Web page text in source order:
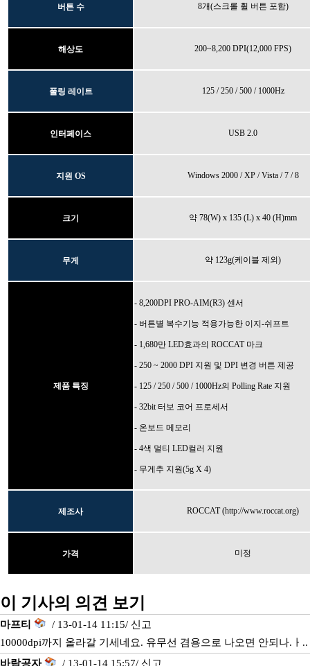
버튼 수 8개(스크롤 휠 버튼 포함)
해상도 200~8,200 DPI(12,000 FPS)
폴링 레이트 125 / 250 / 500 / 1000Hz
인터페이스 USB 2.0
지원 OS Windows 2000 / XP / Vista / 7 / 8
크기 약 78(W) x 135 (L) x 40 (H)mm
무게 약 123g(케이블 제외)
제품 특징
- 8,200DPI PRO-AIM(R3) 센서
- 버튼별 복수기능 적용가능한 이지-쉬프트
- 1,680만 LED효과의 ROCCAT 마크
- 250 ~ 2000 DPI 지원 및 DPI 변경 버튼 제공
- 125 / 250 / 500 / 1000Hz의 Polling Rate 지원
- 32bit 터보 코어 프로세서
- 온보드 메모리
- 4색 멀티 LED컬러 지원
- 무게추 지원(5g X 4)
제조사 ROCCAT (http://www.roccat.org)
가격 미정
이 기사의 의견 보기
마프티 / 13-01-14 11:15/ 신고
10000dpi까지 올라갈 기세네요. 유무선 겸용으로 나오면 안되나.ㅏ..
바람공자
/ 13-01-14 15:57/ 신고